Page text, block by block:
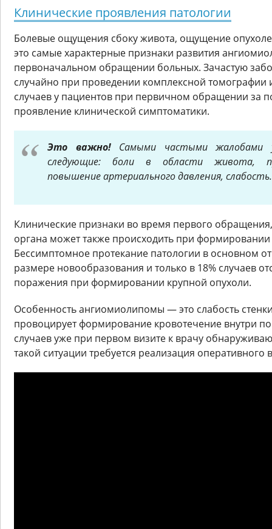
Клинические проявления патологии
Болевые ощущения сбоку живота, ощущение
это самые характерные признаки развития
первоначальном обращении больных. Зачастую
случайно при проведении комплексной томографии
случаев у пациентов при первичном обращении за
проявление клинической симптоматики.
Это важно!Самыми частыми жалобами
следующие: боли в области живота,
повышение артериального давления, слабость.
Клинические признаки во время первого
органа может также происходить при
Бессимптомное протекание патологии в основном
размере новообразования и только в 18% случаев
поражения при формировании крупной опухоли.
Особенность ангиомиолипомы — это слабость
провоцирует формирование кровотечение внутри
случаев уже при первом визите к врачу
такой ситуации требуется реализация оперативного